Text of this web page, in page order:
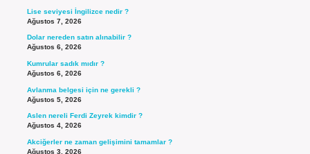
Lise seviyesi İngilizce nedir ?
Ağustos 7, 2026
Dolar nereden satın alınabilir ?
Ağustos 6, 2026
Kumrular sadık mıdır ?
Ağustos 6, 2026
Avlanma belgesi için ne gerekli ?
Ağustos 5, 2026
Aslen nereli Ferdi Zeyrek kimdir ?
Ağustos 4, 2026
Akciğerler ne zaman gelişimini tamamlar ?
Ağustos 3, 2026